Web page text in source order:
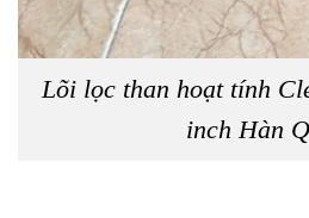
Lõi lọc than hoạt tính
inch Hàn